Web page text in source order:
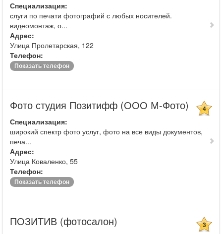
Специализация:
слуги по печати фотографий с любых носителей.
видеомонтаж, о...
Адрес:
Улица Пролетарская, 122
Телефон:
Показать телефон
Фото студия Позитифф (ООО М-Фото) 4
Специализация:
широкий спектр фото услуг, фото на все виды документов,
печа...
Адрес:
Улица Коваленко, 55
Телефон:
Показать телефон
ПОЗИТИВ (фотосалон) 3